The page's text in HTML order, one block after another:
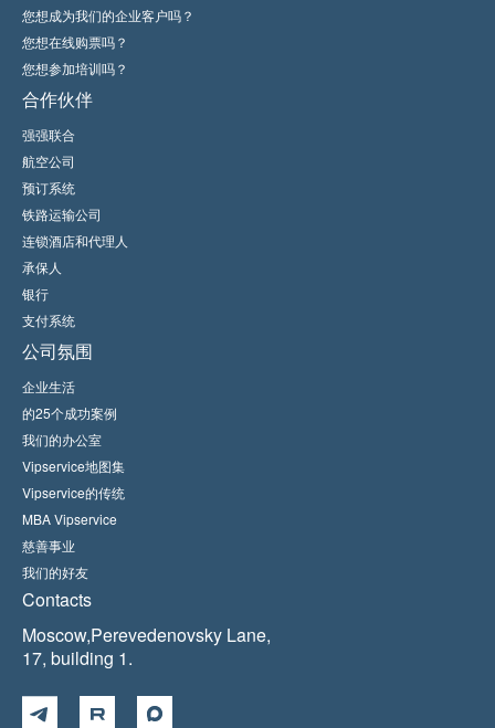
您想成为我们的企业客户吗？
您想在线购票吗？
您想参加培训吗？
合作伙伴
强强联合
航空公司
预订系统
铁路运输公司
连锁酒店和代理人
承保人
银行
支付系统
公司氛围
企业生活
的25个成功案例
我们的办公室
Vipservice地图集
Vipservice的传统
MBA Vipservice
慈善事业
我们的好友
Contacts
Moscow,Perevedenovsky Lane,
17, building 1.